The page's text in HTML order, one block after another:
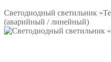
Светодиодный светильник
(аварийный / линейный)